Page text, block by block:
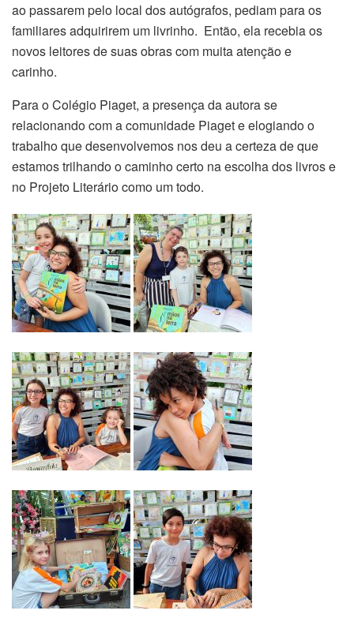
ao passarem pelo local dos autógrafos, pediam para os
familiares adquirirem um livrinho. Então, ela recebia os
novos leitores de suas obras com muita atenção e
carinho.
Para o Colégio Piaget, a presença da autora se
relacionando com a comunidade Piaget e elogiando o
trabalho que desenvolvemos nos deu a certeza de que
estamos trilhando o caminho certo na escolha dos livros e
no Projeto Literário como um todo.